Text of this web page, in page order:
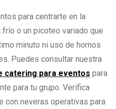
para centrarte en la
o un picoteo variado que
minuto ni uso de hornos
Puedes consultar nuestra
catering para eventos para
para tu grupo. Verifica
con neveras operativas para